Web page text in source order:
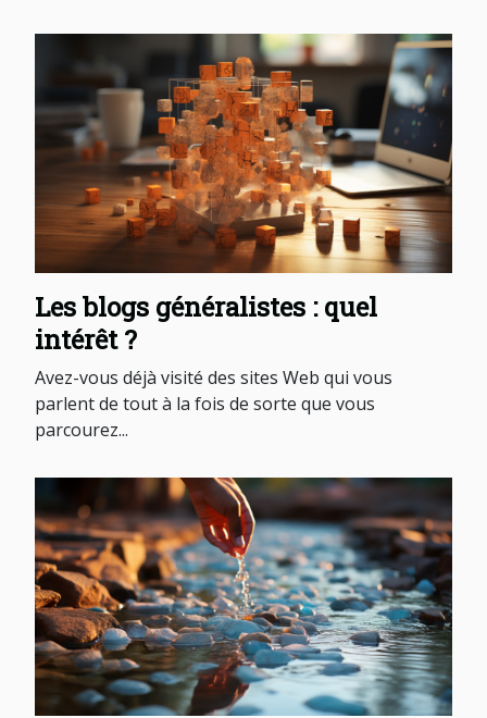
Les blogs généralistes : quel
intérêt ?
Avez-vous déjà visité des sites Web qui vous
parlent de tout à la fois de sorte que vous
parcourez...